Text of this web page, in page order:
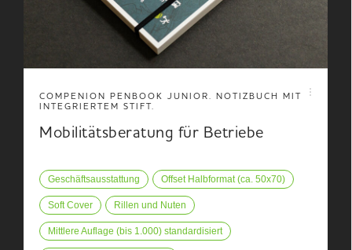
COMPENION PENBOOK JUNIOR. NOTIZBUCH MIT
INTEGRIERTEM STIFT.
Mobilitätsberatung für Betriebe
Geschäftsausstattung Offset Halbformat (ca. 50x70)
Soft Cover Rillen und Nuten
Mittlere Auflage (bis 1.000) standardisiert